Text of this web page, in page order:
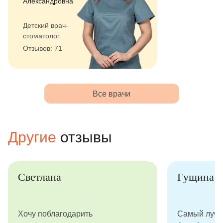
Детский врач-
стоматолог
Отзывов: 71
Все врачи
Другие отзывы
Светлана
Хочу поблагодарить
Гущина
Самый